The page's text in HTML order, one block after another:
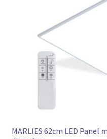
MARLIES 62cm LED Panel